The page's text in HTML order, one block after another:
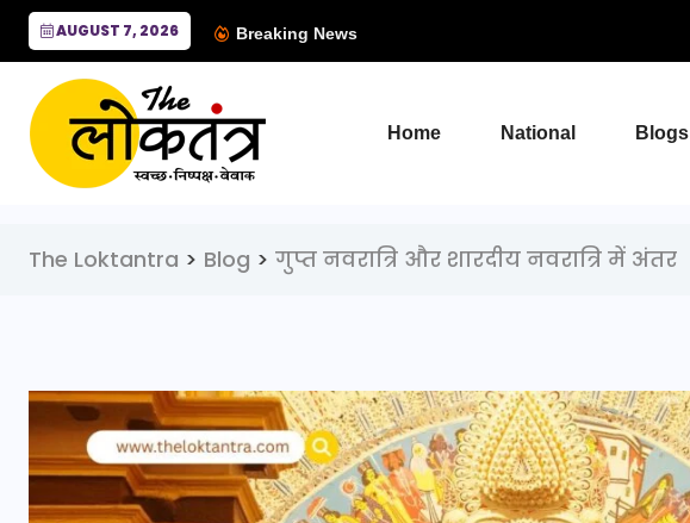
AUGUST 7, 2026 Breaking News
Home National Blogs
The Loktantra > Blog > गुप्त नवरात्रि और शारदीय नवरात्रि में अंतर